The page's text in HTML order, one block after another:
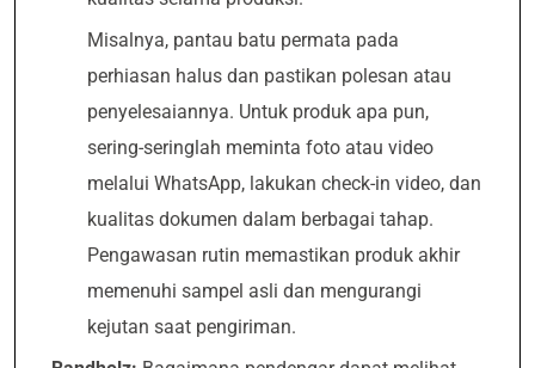
Misalnya, pantau batu permata pada
perhiasan halus dan pastikan polesan atau
penyelesaiannya. Untuk produk apa pun,
sering-seringlah meminta foto atau video
melalui WhatsApp, lakukan check-in video, dan
kualitas dokumen dalam berbagai tahap.
Pengawasan rutin memastikan produk akhir
memenuhi sampel asli dan mengurangi
kejutan saat pengiriman.